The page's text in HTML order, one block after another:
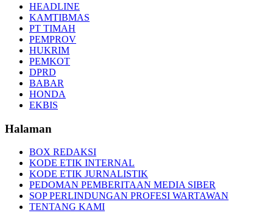
HEADLINE
KAMTIBMAS
PT TIMAH
PEMPROV
HUKRIM
PEMKOT
DPRD
BABAR
HONDA
EKBIS
Halaman
BOX REDAKSI
KODE ETIK INTERNAL
KODE ETIK JURNALISTIK
PEDOMAN PEMBERITAAN MEDIA SIBER
SOP PERLINDUNGAN PROFESI WARTAWAN
TENTANG KAMI